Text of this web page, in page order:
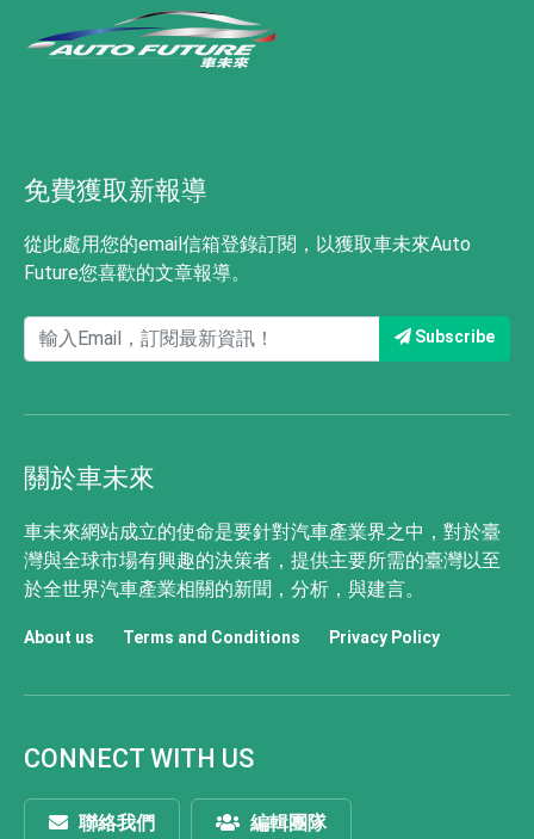
免費獲取新報導
從此處用您的email信箱登錄訂閱，以獲取車未來Auto
Future您喜歡的文章報導。
Subscribe
關於車未來
車未來網站成立的使命是要針對汽車產業界之中，對於臺
灣與全球市場有興趣的決策者，提供主要所需的臺灣以至
於全世界汽車產業相關的新聞，分析，與建言。
About us Terms and Conditions Privacy Policy
CONNECT WITH US
聯絡我們 編輯團隊